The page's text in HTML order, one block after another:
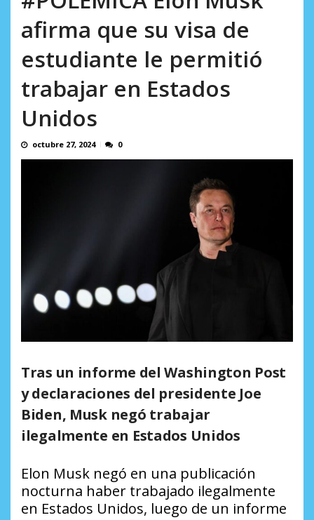
afirma que su visa de
estudiante le permitió
trabajar en Estados
Unidos
octubre 27, 2024 0
Tras un informe del Washington Post
y declaraciones del presidente Joe
Biden, Musk negó trabajar
ilegalmente en Estados Unidos
Elon Musk negó en una publicación
nocturna haber trabajado ilegalmente
en Estados Unidos, luego de un informe